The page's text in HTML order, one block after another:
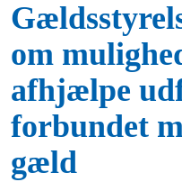
om
afhjælpe
forbundet
gæld